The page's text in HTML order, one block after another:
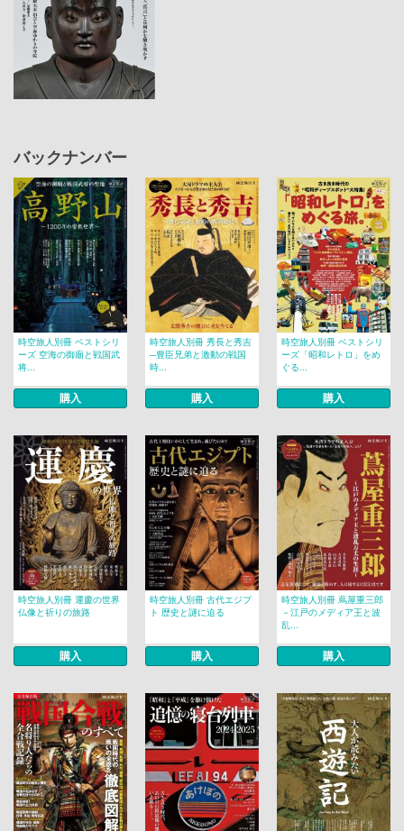
バックナンバー
時空旅人別冊 ベストシリ
ーズ 空海の御廟と戦国武
将...
購入
時空旅人別冊 秀長と秀吉
─豊臣兄弟と激動の戦国
時...
購入
時空旅人別冊 ベストシリ
ーズ「昭和レトロ」をめ
ぐる...
購入
時空旅人別冊 運慶の世界
仏像と祈りの旅路
購入
時空旅人別冊 古代エジプ
ト 歴史と謎に迫る
購入
時空旅人別冊 蔦屋重三郎
－江戸のメディア王と波
乱...
購入